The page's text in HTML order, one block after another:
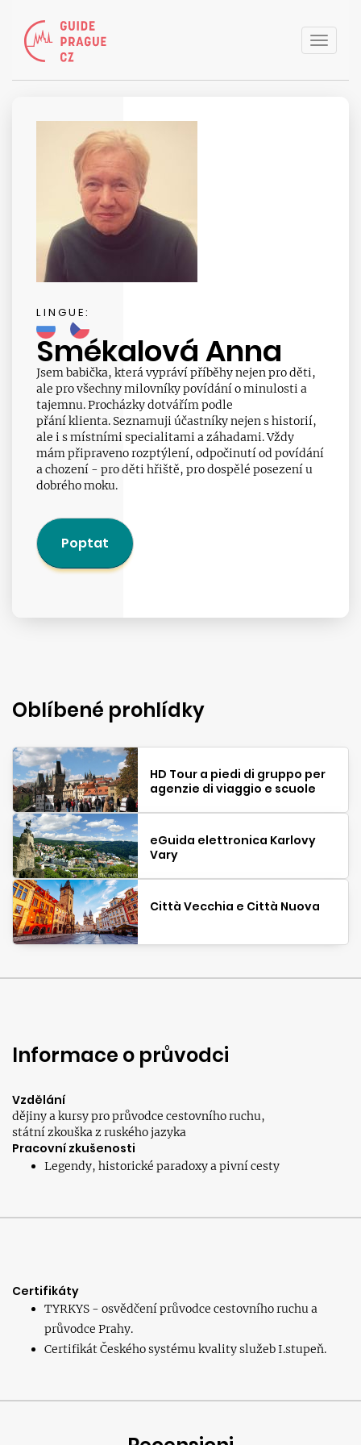
Toggle
LINGUE:
Smékalová Anna
Jsem babička, která vypráví příběhy nejen pro děti,
ale pro všechny milovníky povídání o minulosti a
tajemnu. Procházky dotvářím podle
přání klienta. Seznamuji účastníky nejen s historií,
ale i s místními specialitami a záhadami. Vždy
mám připraveno rozptýlení, odpočinutí od povídání
a chození - pro děti hřiště, pro dospělé posezení u
dobrého moku.
Poptat
Oblíbené prohlídky
HD Tour a piedi di gruppo per
agenzie di viaggio e scuole
eGuida elettronica Karlovy
Vary
Città Vecchia e Città Nuova
Informace o průvodci
Vzdělání
dějiny a kursy pro průvodce cestovního ruchu,
státní zkouška z ruského jazyka
Pracovní zkušenosti
Legendy, historické paradoxy a pivní cesty
Certifikáty
TYRKYS - osvědčení průvodce cestovního ruchu a
průvodce Prahy.
Certifikát Českého systému kvality služeb I.stupeň.